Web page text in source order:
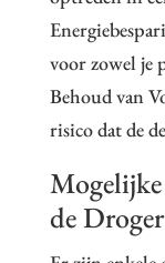
voor zowel je
Behoud van
risico dat de
de Droger